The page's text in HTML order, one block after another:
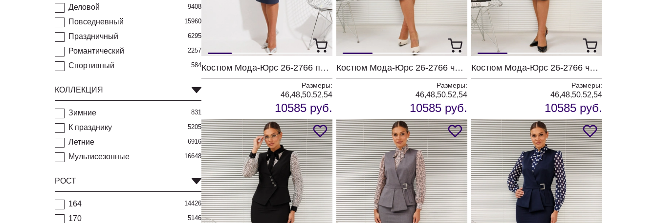
Деловой 9408
Повседневный 15960
Праздничный 6295
Романтический 2257
Спортивный 584
КОЛЛЕКЦИЯ
Зимние 831
К празднику 5205
Летние 6916
Мультисезонные 16648
РОСТ
164 14426
170 5146
Костюм Мода-Юрс 26-2766 пыльно-синий
Размеры:
46,48,50,52,54
10585 руб.
Костюм Мода-Юрс 26-2766 черный + мелкий горох
Размеры:
46,48,50,52,54
10585 руб.
Костюм Мода-Юрс 26-2766 черный + крупный горох
Размеры:
46,48,50,52,54
10585 руб.